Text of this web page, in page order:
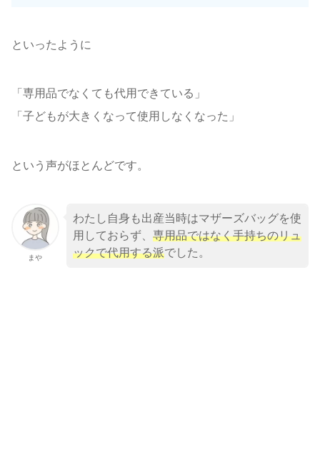
といったように
「専用品でなくても代用できている」
「子どもが大きくなって使用しなくなった」
という声がほとんどです。
まや
わたし自身も出産当時はマザーズバッグを使
用しておらず、 専用品ではなく手持ちのリュ
ックで代用する派でした。